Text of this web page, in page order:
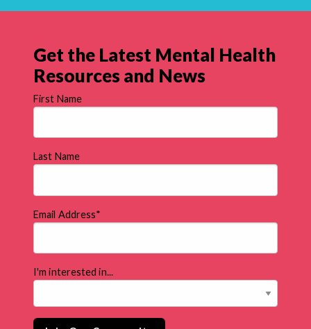
Get the Latest Mental Health
Resources and News
First Name
Last Name
Email Address*
I'm interested in...